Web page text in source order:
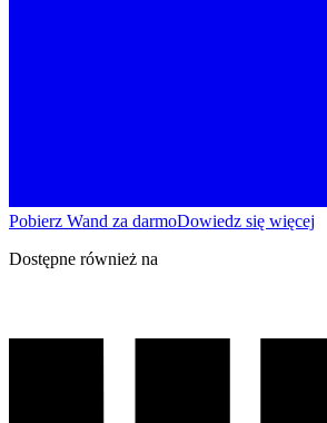
Pobierz Wand za darmoDowiedz się więcej
Dostępne również na